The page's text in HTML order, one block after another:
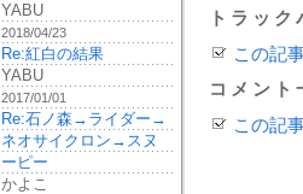
YABU
2018/04/23
Re:紅白の結果
YABU
2017/01/01
Re:石ノ森→ライダー→
ネオサイクロン→スヌ
ーピー
かよこ
トラッ
この記
コメント
この記